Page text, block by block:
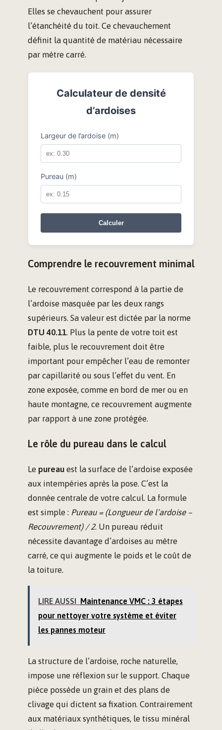
Elles se chevauchent pour assurer
l’étanchéité du toit. Ce chevauchement
définit la quantité de matériau nécessaire
par mètre carré.
Calculateur de densité
d’ardoises
Largeur de l’ardoise (m)
Pureau (m)
Calculer
Comprendre le recouvrement minimal
Le recouvrement correspond à la partie de
l’ardoise masquée par les deux rangs
supérieurs. Sa valeur est dictée par la norme
DTU 40.11. Plus la pente de votre toit est
faible, plus le recouvrement doit être
important pour empêcher l’eau de remonter
par capillarité ou sous l’effet du vent. En
zone exposée, comme en bord de mer ou en
haute montagne, ce recouvrement augmente
par rapport à une zone protégée.
Le rôle du pureau dans le calcul
Le pureau est la surface de l’ardoise exposée
aux intempéries après la pose. C’est la
donnée centrale de votre calcul. La formule
est simple : Pureau = (Longueur de l’ardoise –
Recouvrement) / 2. Un pureau réduit
nécessite davantage d’ardoises au mètre
carré, ce qui augmente le poids et le coût de
la toiture.
LIRE AUSSI Maintenance VMC : 3 étapes
pour nettoyer votre système et éviter
les pannes moteur
La structure de l’ardoise, roche naturelle,
impose une réflexion sur le support. Chaque
pièce possède un grain et des plans de
clivage qui dictent sa fixation. Contrairement
aux matériaux synthétiques, le tissu minéral